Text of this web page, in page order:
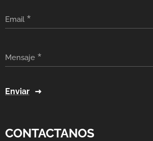
Email
Mensaje
Enviar
CONTACTANOS